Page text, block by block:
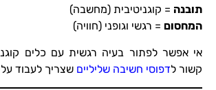
תובנה = קוגניטיבית (מחשבה)
המחסום = רגשי וגופני (חוויה)
אי אפשר לפתור בעיה רגשית עם כלים
קשור לדפוסי חשיבה שליליים שצריך לעבוד